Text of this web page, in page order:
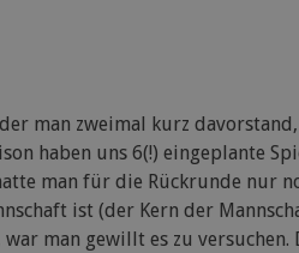
man zweimal kurz
haben uns 6(!) eingeplante
man für die Rückrunde nur
ist (der Kern der
man gewillt es zu